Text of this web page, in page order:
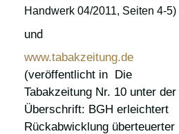
Handwerk 04/2011, Seiten 4-5)
und
www.tabakzeitung.de
(veröffentlicht in Die
Tabakzeitung Nr. 10 unter der
Überschrift: BGH erleichtert
Rückabwicklung überteuerter